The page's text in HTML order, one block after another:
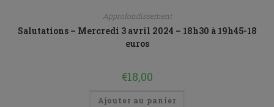
Approfondissement
Salutations – Mercredi 3 avril 2024 – 18h30 à 19h45-18
euros
€18,00
Ajouter au panier